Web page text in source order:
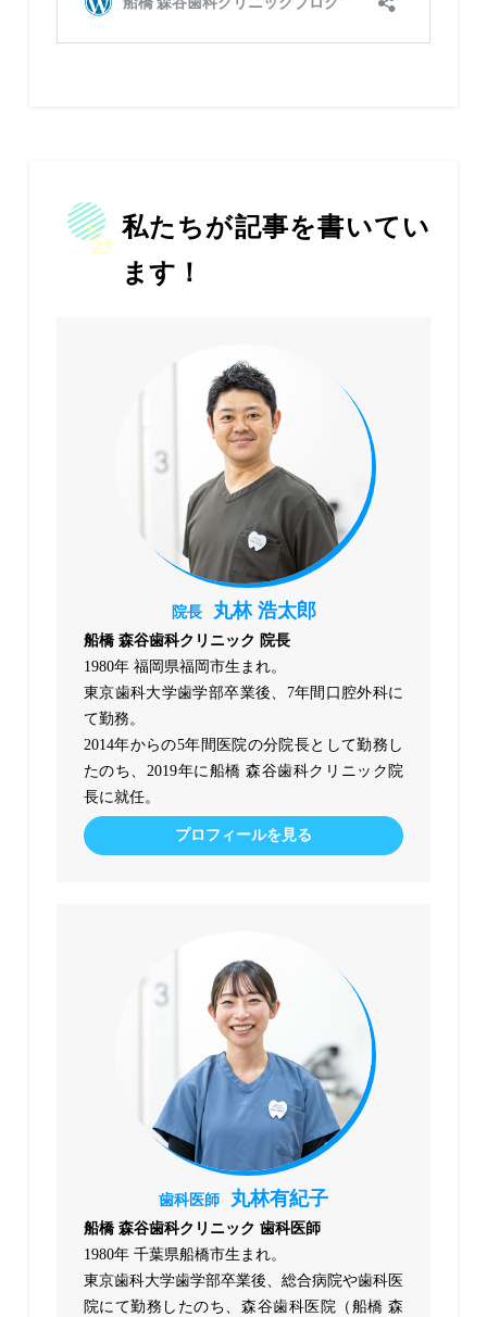
私たちが記事を書いてい
ます！
院長 丸林 浩太郎
船橋 森谷歯科クリニック 院長
1980年 福岡県福岡市生まれ。
東京歯科大学歯学部卒業後、7年間口腔外科に
て勤務。
2014年からの5年間医院の分院長として勤務し
たのち、2019年に船橋 森谷歯科クリニック院
長に就任。
プロフィールを見る
歯科医師 丸林有紀子
船橋 森谷歯科クリニック 歯科医師
1980年 千葉県船橋市生まれ。
東京歯科大学歯学部卒業後、総合病院や歯科医
院にて勤務したのち、森谷歯科医院（船橋 森